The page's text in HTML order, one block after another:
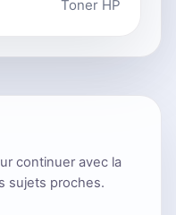
Toner HP
continuer avec la
sujets proches.